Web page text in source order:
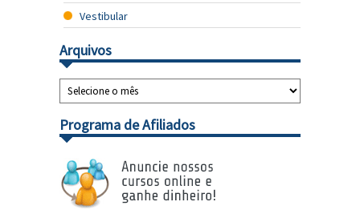
Vestibular
Arquivos
Programa de Afiliados